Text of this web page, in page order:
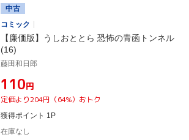
中古
コミック
【廉価版】うしおととら 恐怖の青函トンネル
(16)
藤田和日郎
¥110円
定価より204円（64%）おトク
獲得ポイント 1P
在庫なし